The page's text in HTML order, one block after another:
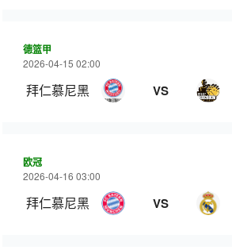
德篮甲
2026-04-15 02:00
拜仁慕尼黑 VS
欧冠
2026-04-16 03:00
拜仁慕尼黑 VS